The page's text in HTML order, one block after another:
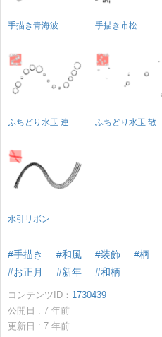
手描き青海波 手描き市松
ふちどり水玉 連 ふちどり水玉 散
水引リボン
#手描き #和風 #装飾 #柄
#お正月
#新年 #和柄
コンテンツID： 1730439
公開日 : 7 年前
更新日 : 7 年前